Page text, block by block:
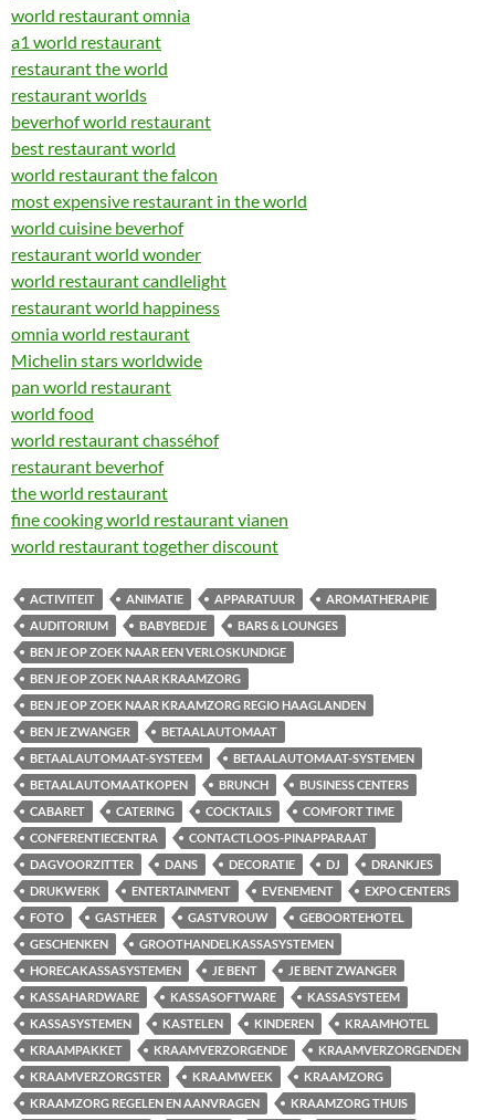
world restaurant omnia
a1 world restaurant
restaurant the world
restaurant worlds
beverhof world restaurant
best restaurant world
world restaurant the falcon
most expensive restaurant in the world
world cuisine beverhof
restaurant world wonder
world restaurant candlelight
restaurant world happiness
omnia world restaurant
Michelin stars worldwide
pan world restaurant
world food
world restaurant chasséhof
restaurant beverhof
the world restaurant
fine cooking world restaurant vianen
world restaurant together discount
ACTIVITEIT ANIMATIE APPARATUUR
AROMATHERAPIE
AUDITORIUM
BABYBEDJE
BARS & LOUNGES
BEN JE OP ZOEK NAAR EEN VERLOSKUNDIGE
BEN JE OP ZOEK NAAR KRAAMZORG
BEN JE OP ZOEK NAAR KRAAMZORG REGIO HAAGLANDEN
BEN JE ZWANGER
BETAALAUTOMAAT
BETAALAUTOMAAT-SYSTEEM
BETAALAUTOMAAT-SYSTEMEN
BETAALAUTOMAATKOPEN
BRUNCH
BUSINESS CENTERS
CABARET
CATERING COCKTAILS
COMFORT TIME
CONFERENTIECENTRA
CONTACTLOOS-PINAPPARAAT
DAGVOORZITTER
DANS DECORATIE DJ
DRANKJES
DRUKWERK
ENTERTAINMENT EVENEMENT
EXPO CENTERS
FOTO
GASTHEER GASTVROUW
GEBOORTEHOTEL
GESCHENKEN
GROOTHANDELKASSASYSTEMEN
HORECAKASSASYSTEMEN
JE BENT
JE BENT ZWANGER
KASSAHARDWARE
KASSASOFTWARE
KASSASYSTEEM
KASSASYSTEMEN
KASTELEN KINDEREN
KRAAMHOTEL
KRAAMPAKKET
KRAAMVERZORGENDE
KRAAMVERZORGENDEN
KRAAMVERZORGSTER
KRAAMWEEK
KRAAMZORG
KRAAMZORG REGELEN EN AANVRAGEN
KRAAMZORG THUIS